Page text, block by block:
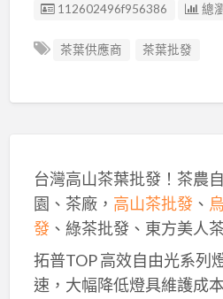
廣告编號
112602496f956386 總
茶葉供應商 茶葉批發
台灣高山茶葉批發！茶農
園、茶廠， 高山茶批發、
發、綠茶批發、東方美人
拓普TOP 高效自由光系列
速，大幅降低燈具維護成